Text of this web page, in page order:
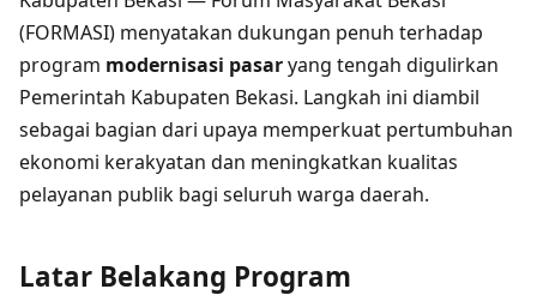
(FORMASI) menyatakan dukungan penuh terhadap
program modernisasi pasaryang tengah digulirkan
Pemerintah Kabupaten Bekasi. Langkah ini diambil
sebagai bagian dari upaya memperkuat pertumbuhan
ekonomi kerakyatan dan meningkatkan kualitas
pelayanan publik bagi seluruh warga daerah.
Latar Belakang Program